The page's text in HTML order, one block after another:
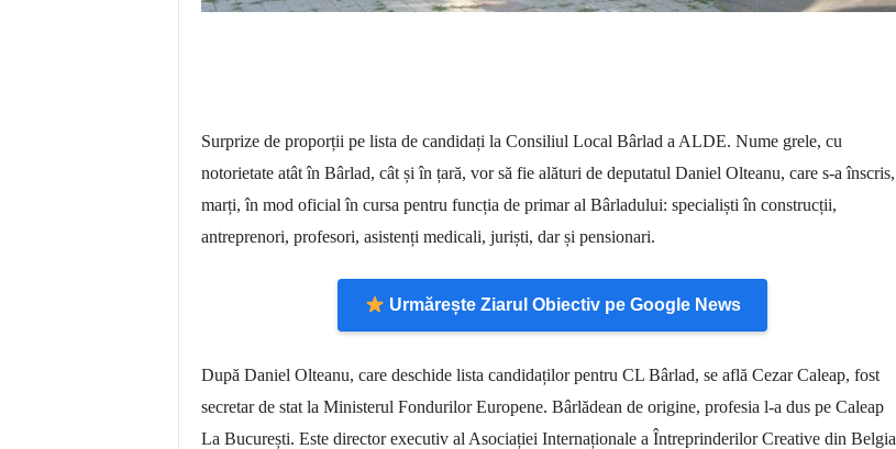
Surprize de proporții pe lista de candidați la Consiliul Local Bârlad a ALDE. Nume grele, cu
notorietate atât în Bârlad, cât și în țară, vor să fie alături de deputatul Daniel Olteanu, care s-a înscris,
marți, în mod oficial în cursa pentru funcția de primar al Bârladului: specialiști în construcții,
antreprenori, profesori, asistenți medicali, juriști, dar și pensionari.
Urmărește Ziarul Obiectiv pe Google News
După Daniel Olteanu, care deschide lista candidaților pentru CL Bârlad, se află Cezar Caleap, fost
secretar de stat la Ministerul Fondurilor Europene. Bârlădean de origine, profesia l-a dus pe Caleap
La București. Este director executiv al Asociației Internaționale a Întreprinderilor Creative din Belgia